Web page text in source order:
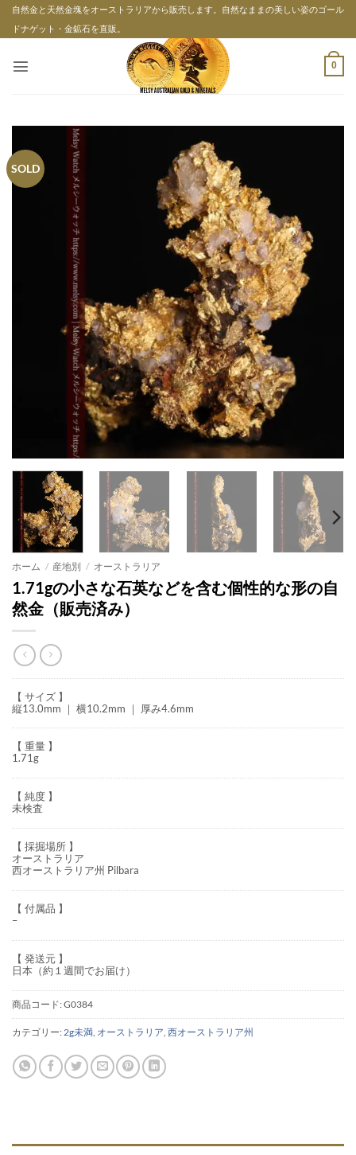
Skip自然金と天然金塊をオーストラリアから販売します。自然なままの美しい姿のゴール
ドナゲット・金鉱石を直販。
0
SOLD
ホーム / 産地別 / オーストラリア
1.71gの小さな石英などを含む個性的な形の自
然金（販売済み）
【 サイズ 】
縦13.0mm ｜ 横10.2mm ｜ 厚み4.6mm
【 重量 】
1.71g
【 純度 】
未検査
【 採掘場所 】
オーストラリア
西オーストラリア州 Pilbara
【 付属品 】
–
【 発送元 】
日本（約１週間でお届け）
商品コード:G0384
カテゴリー: 2g未満 オーストラリア 西オーストラリア州